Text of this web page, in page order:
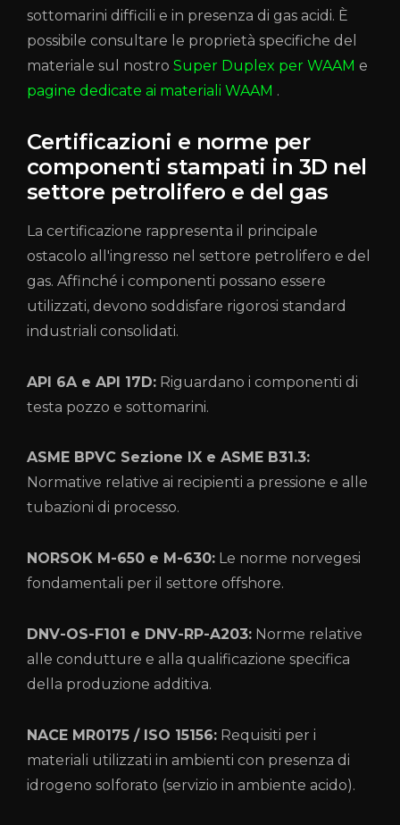
sottomarini difficili e in presenza di gas acidi. È
possibile consultare le proprietà specifiche del
materiale sul nostro Super Duplex per WAAM e
pagine dedicate ai materiali WAAM .
Certificazioni e norme per
componenti stampati in 3D nel
settore petrolifero e del gas
La certificazione rappresenta il principale
ostacolo all'ingresso nel settore petrolifero e del
gas. Affinché i componenti possano essere
utilizzati, devono soddisfare rigorosi standard
industriali consolidati.
API 6A e API 17D: Riguardano i componenti di
testa pozzo e sottomarini.
ASME BPVC Sezione IX e ASME B31.3:
Normative relative ai recipienti a pressione e alle
tubazioni di processo.
NORSOK M-650 e M-630: Le norme norvegesi
fondamentali per il settore offshore.
DNV-OS-F101 e DNV-RP-A203: Norme relative
alle condutture e alla qualificazione specifica
della produzione additiva.
NACE MR0175 / ISO 15156: Requisiti per i
materiali utilizzati in ambienti con presenza di
idrogeno solforato (servizio in ambiente acido).